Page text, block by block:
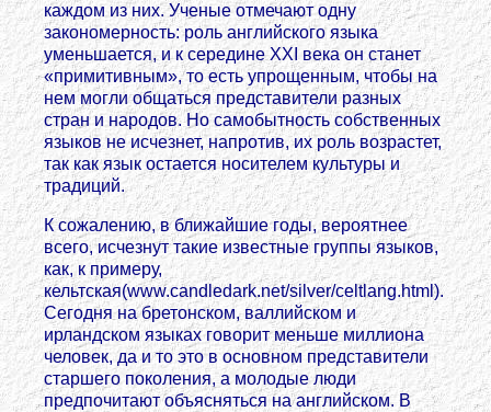
каждом из них. Ученые отмечают одну
закономерность: роль английского языка
уменьшается, и к середине XXI века он станет
«примитивным», то есть упрощенным, чтобы на
нем могли общаться представители разных
стран и народов. Но самобытность собственных
языков не исчезнет, напротив, их роль возрастет,
так как язык остается носителем культуры и
традиций.
К сожалению, в ближайшие годы, вероятнее
всего, исчезнут такие известные группы языков,
как, к примеру,
кельтская(www.candledark.net/silver/celtlang.html).
Сегодня на бретонском, валлийском и
ирландском языках говорит меньше миллиона
человек, да и то это в основном представители
старшего поколения, а молодые люди
предпочитают объясняться на английском. В